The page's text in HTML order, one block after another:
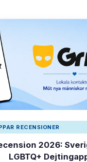
RECENSIONER
2026:
LGBTQ+